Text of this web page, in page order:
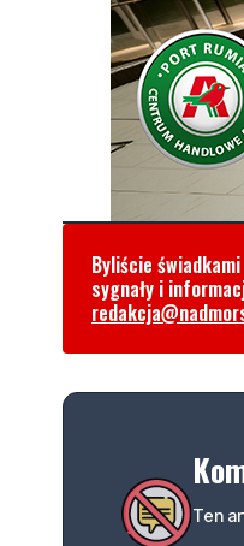
Byliście
sygnały i
Ten